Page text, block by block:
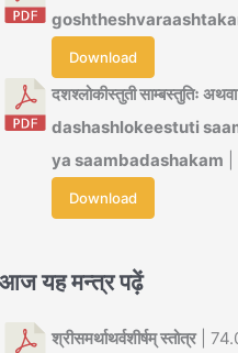
Download
दशश्लोकीस्तुती साम्बस्तुतिः
dashashlokeestuti
ya saambadashakam
Download
आज यह मन्त्र पढ़ें
श्रीसमर्थाथर्वशीर्षम् स्तोत्र|